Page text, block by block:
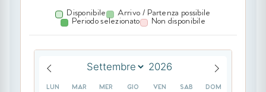
Disponibile
Arrivo / Partenza possibile
Periodo selezionato
Non disponibile
LUN MAR MER GIO VEN SAB DOM